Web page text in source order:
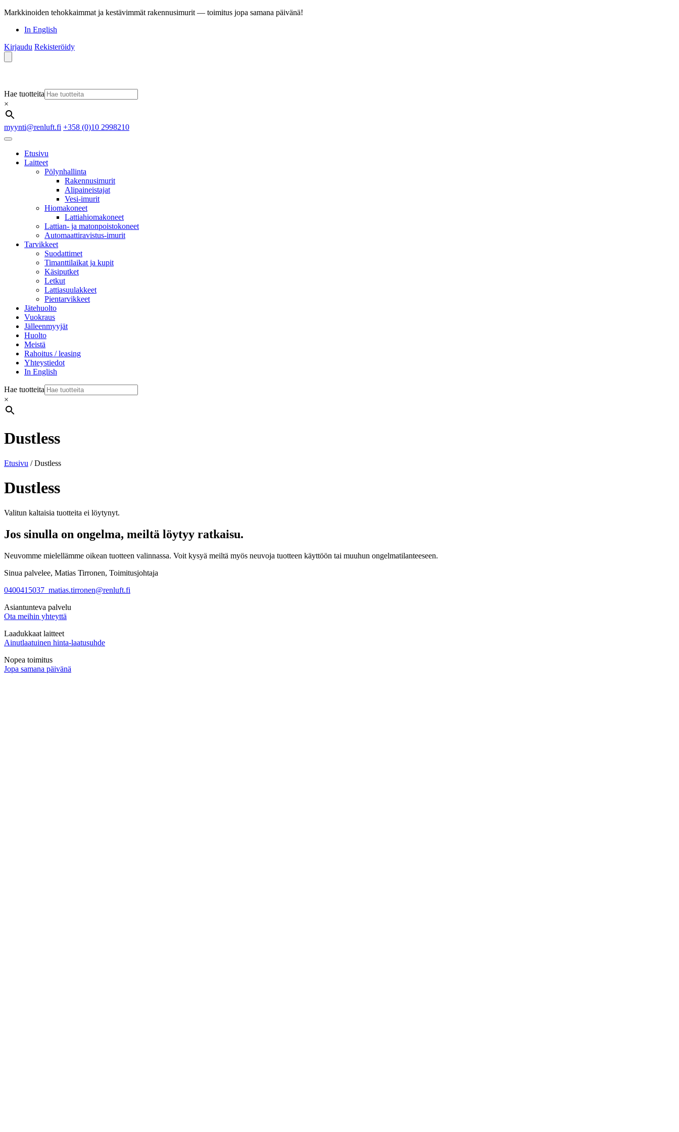
Markkinoiden tehokkaimmat ja kestävimmät rakennusimurit — toimitus jopa samana päivänä!
In English
Kirjaudu Rekisteröidy
Hae tuotteita
×
myynti@renluft.fi +358 (0)10 2998210
Etusivu
Laitteet
Pölynhallinta
Rakennusimurit
Alipaineistajat
Vesi-imurit
Hiomakoneet
Lattiahiomakoneet
Lattian- ja matonpoistokoneet
Automaattiravistus-imurit
Tarvikkeet
Suodattimet
Timanttilaikat ja kupit
Käsiputket
Letkut
Lattiasuulakkeet
Pientarvikkeet
Jätehuolto
Vuokraus
Jälleenmyyjät
Huolto
Meistä
Rahoitus / leasing
Yhteystiedot
In English
Hae tuotteita
×
Dustless
Etusivu / Dustless
Dustless
Valitun kaltaisia tuotteita ei löytynyt.
Jos sinulla on ongelma, meiltä löytyy ratkaisu.
Neuvomme mielellämme oikean tuotteen valinnassa. Voit kysyä meiltä myös neuvoja tuotteen käyttöön tai muuhun ongelmatilanteeseen.
Sinua palvelee, Matias Tirronen, Toimitusjohtaja
0400415037 matias.tirronen@renluft.fi
Asiantunteva palvelu
Ota meihin yhteyttä
Laadukkaat laitteet
Ainutlaatuinen hinta-laatusuhde
Nopea toimitus
Jopa samana päivänä